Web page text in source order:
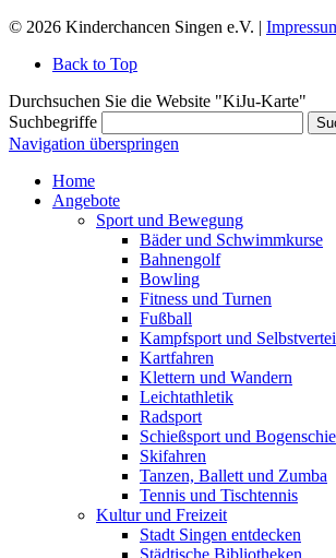
© 2026 Kinderchancen Singen e.V. |
Back to Top
Durchsuchen Sie die Website "KiJu-Karte"
Suchbegriffe
Navigation überspringen
Home
Angebote
Sport und Bewegung
Bäder und Schwimmkurse
Bahnengolf
Bowling
Fitness und Turnen
Fußball
Kampfsport und
Kartfahren
Klettern und Wandern
Leichtathletik
Radsport
Schießsport und
Skifahren
Tanzen, Ballett und Zumba
Tennis und Tischtennis
Kultur und Freizeit
Stadt Singen entdecken
Städtische Bibliotheken